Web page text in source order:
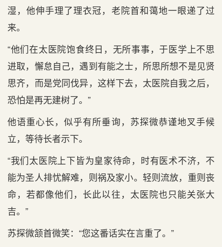
湿，他伸手理了理衣冠，老院首和蔼地一眼递了过
来。
“他们在太医院饱食终日，无所事事，于医学上不思
进取，懈怠自己，遇到有能之士，所思所想不是见贤
思齐，而是党同伐异，这样下去，太医院自我之后，
恐怕是再无建树了。”
他语重心长，似乎有所垂询，苏探微恭谨地叉手候
立，等待长者示下。
“我们太医院上下皆为皇家待命，时有医术不济，不
能为圣人排忧解难，则祸及家小。轻则流放，重则丧
命，若都像他们，长此以往，太医院也只能关张大
吉。”
苏探微颔首微笑：“您这番话实在言重了。”